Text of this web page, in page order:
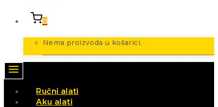
0
Nema proizvoda u košarici.
Ručni alati
Aku alati